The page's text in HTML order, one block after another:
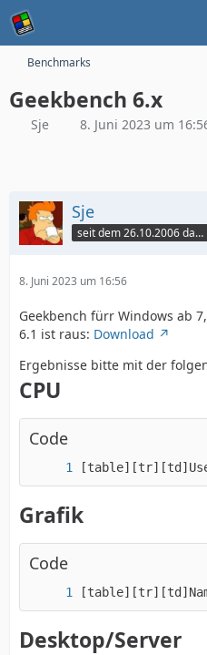
Benchmarks
Geekbench 6.x
Sje 8. Juni 2023 um
Sje
seit dem 26.10.2006 dabei
8. Juni 2023 um 16:56
Geekbench fürr Windows ab
6.1 ist raus: Download
Ergebnisse bitte mit der
CPU
Code
Grafik
Code
Desktop/Server